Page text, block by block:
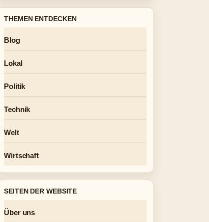
THEMEN ENTDECKEN
Blog
Lokal
Politik
Technik
Welt
Wirtschaft
SEITEN DER WEBSITE
Über uns